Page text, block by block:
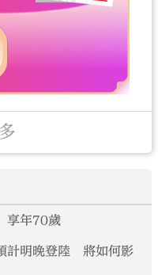
享年70歲
計明晚登陸 將如何影